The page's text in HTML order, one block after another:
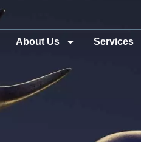
About Us Services